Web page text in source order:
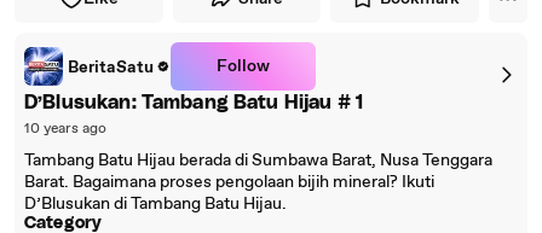
BeritaSatu Follow
D’Blusukan: Tambang Batu Hijau # 1
10 years ago
Tambang Batu Hijau berada di Sumbawa Barat, Nusa Tenggara
Barat. Bagaimana proses pengolaan bijih mineral? Ikuti
D’Blusukan di Tambang Batu Hijau.
Category